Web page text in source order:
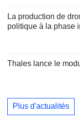
La production de
politique à la phase
Thales lance le
Plus d'actualités